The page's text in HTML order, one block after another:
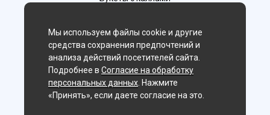
Лаванда
Гиацинты
Мы в соц. сетях:
Искитим
Мы используем файлы cookie и другие
средства сохранения предпочтений и
анализа действий посетителей сайта.
Подробнее в Согласие на обработку
персональных данных . Нажмите
«Принять», если даете согласие на это.